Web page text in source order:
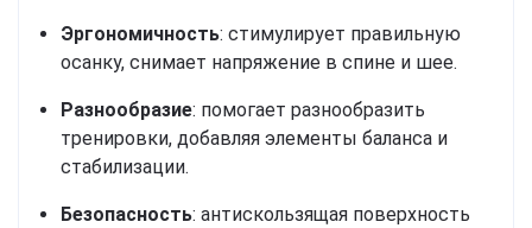
Эргономичность: стимулирует правильную
осанку, снимает напряжение в спине и шее.
Разнообразие: помогает разнообразить
тренировки, добавляя элементы баланса и
стабилизации.
Безопасность: антискользящая поверхность